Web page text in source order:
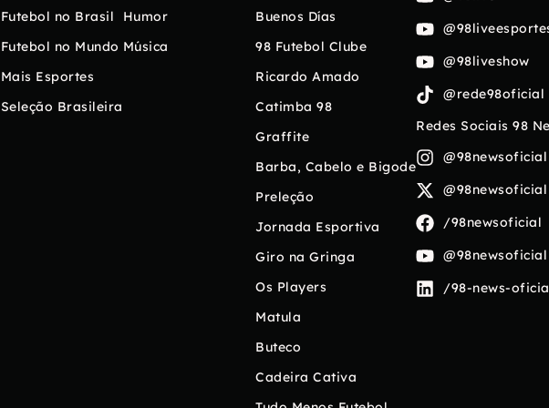
Futebol no Brasil
Futebol no Mundo
Mais Esportes
Seleção Brasileira
Humor
Música
Buenos Días
98 Futebol Clube
Ricardo Amado
Catimba 98
Graffite
Barba, Cabelo e Bigode
Preleção
Jornada Esportiva
Giro na Gringa
Os Players
Matula
Buteco
Cadeira Cativa
@98liveshow
@rede98oficial
Redes Sociais 98
@98newsoficial
@98newsoficial
/98newsoficial
@98newsoficial
/98-news-